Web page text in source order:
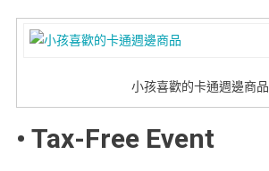
小孩喜歡的卡通週邊商品
• Tax-Free Event